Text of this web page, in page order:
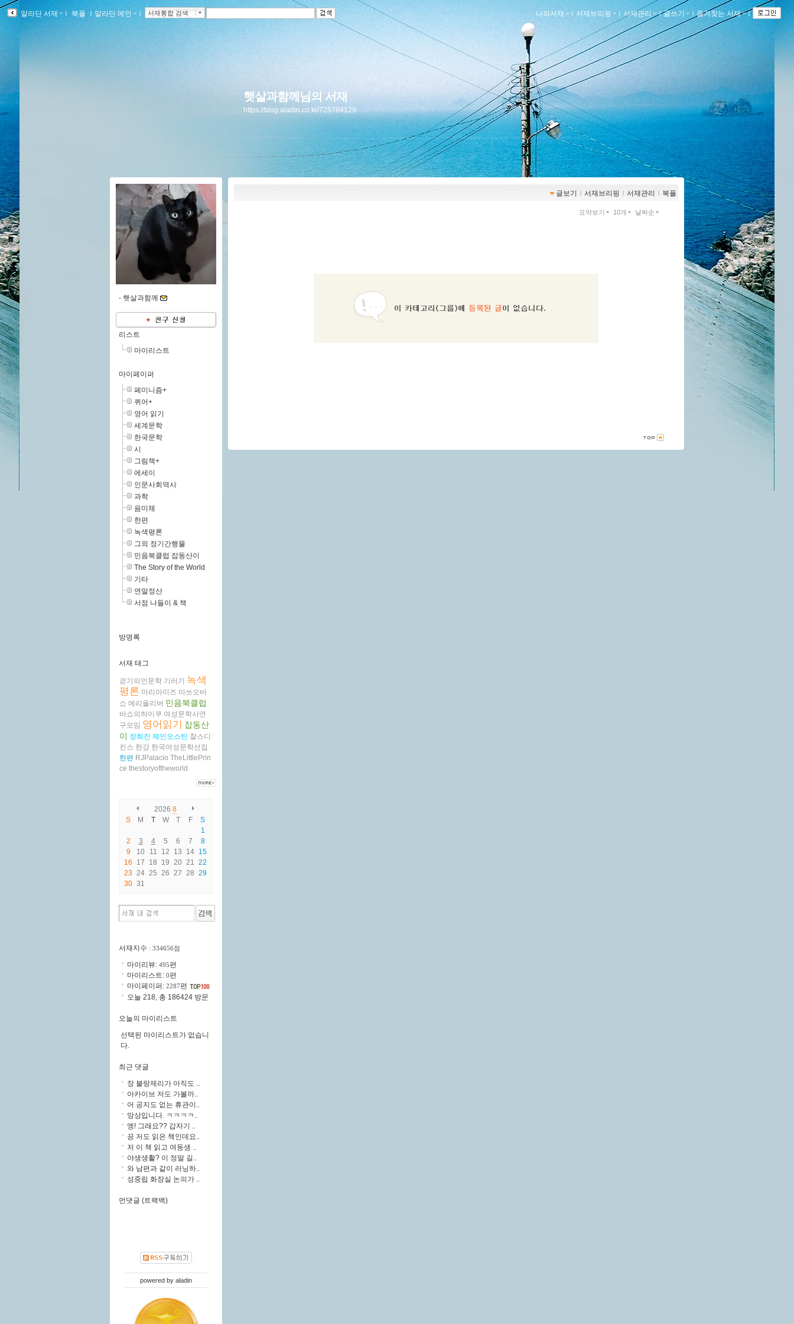
알라딘 서재 ｌ 북플 ｌ 알라딘 메인 ｌ 서재통합 검색 나의서재 ｌ 서재브리핑 ｌ 서재관리 ｌ글쓰기 ｌ즐겨찾는 서재 ｌ
햇살과함께님의 서재
https://blog.aladin.co.kr/725784129
글보기 ｌ 서재브리핑 ｌ 서재관리 ｌ 북플
요약보기 10개 날짜순
- 햇살과함께
리스트
마이리스트
마이페이퍼
페미니즘+
퀴어+
영어 읽기
세계문학
한국문학
시
그림책+
에세이
인문사회역사
과학
음미체
한편
녹색평론
그외 정기간행물
민음북클럽 잡동산이
The Story of the World
기타
연말정산
서점 나들이 & 책
방명록
서재 태그
걷기의인문학 기러기
녹색
평론 마리아미즈 마쓰오바
쇼 메리올리버 민음북클럽
바쇼의하이쿠 여성문학사연
구모임 영어읽기 잡동산
이 정희진 제인오스틴 찰스디
킨스 한강 한국여성문학선집
한편 RJPalacio TheLittlePrin
ce thestoryoftheworld
2026 8
S
M T W T F
S
1
2
3 4 5 6 7
8
9
10 11 12 13 14 15
16
17 18 19 20 21 22
23 24 25 26 27 28 29
30 31
서재지수 : 334656점
마이리뷰: 495편
마이리스트: 0편
마이페이퍼: 2287편
오늘 218, 총 186424 방문
오늘의 마이리스트
선택된 마이리스트가 없습니
다.
최근 댓글
장 블랑제리가 아직도 ..
아카이브 저도 가볼까..
어 공지도 없는 휴관이..
망상입니다. ㅋㅋㅋㅋ..
엥! 그래요?? 갑자기 ..
끙 저도 읽은 책인데요..
저 이 책 읽고 여동생 ..
야생생활? 이 정말 길..
와 남편과 같이 러닝하..
성중립 화장실 논의가 ..
먼댓글 (트랙백)
powered by aladin